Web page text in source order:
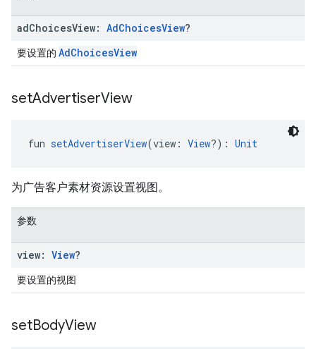
adChoicesView: AdChoicesView?
要设置的 AdChoicesView
setAdvertiserView
fun setAdvertiserView(view: View?): Unit
为广告客户素材资源设置视图。
参数
view: View?
要设置的视图
setBodyView